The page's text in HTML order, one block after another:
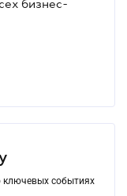
бизнес-
ключевых событиях